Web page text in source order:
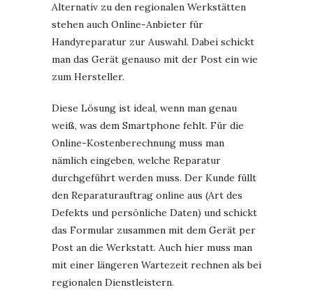
Alternativ zu den regionalen Werkstätten
stehen auch Online-Anbieter für
Handyreparatur zur Auswahl. Dabei schickt
man das Gerät genauso mit der Post ein wie
zum Hersteller.
Diese Lösung ist ideal, wenn man genau
weiß, was dem Smartphone fehlt. Für die
Online-Kostenberechnung muss man
nämlich eingeben, welche Reparatur
durchgeführt werden muss. Der Kunde füllt
den Reparaturauftrag online aus (Art des
Defekts und persönliche Daten) und schickt
das Formular zusammen mit dem Gerät per
Post an die Werkstatt. Auch hier muss man
mit einer längeren Wartezeit rechnen als bei
regionalen Dienstleistern.